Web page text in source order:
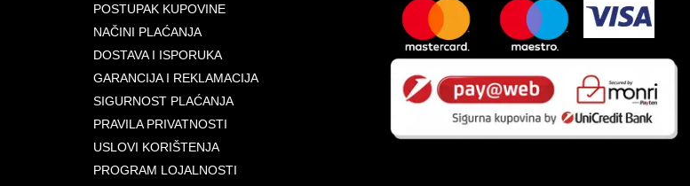
POSTUPAK KUPOVINE
NAČINI PLAĆANJA
DOSTAVA I ISPORUKA
GARANCIJA I REKLAMACIJA
SIGURNOST PLAĆANJA
PRAVILA PRIVATNOSTI
USLOVI KORIŠTENJA
PROGRAM LOJALNOSTI